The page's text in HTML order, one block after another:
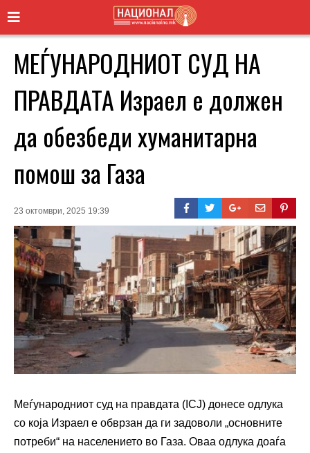
МЕЃУНАРОДНИОТ СУД НА
ПРАВДАТА Израел е должен
да обезбеди хуманитарна
помош за Газа
23 октомври, 2025 19:39
Меѓународниот суд на правдата (ICJ) донесе одлука
со која Израел е обврзан да ги задоволи „основните
потреби“ на населението во Газа. Оваа одлука доаѓа